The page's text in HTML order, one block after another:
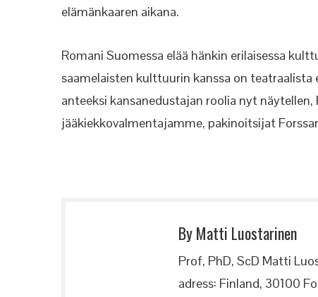
elämänkaaren aikana.
Romani Suomessa elää hänkin erilaisessa
saamelaisten kulttuurin kanssa on
anteeksi kansanedustajan roolia nyt näytellen,
jääkiekkovalmentajamme, pakinoitsijat
By Matti Luostarinen
Prof, PhD, ScD Matti
adress: Finland, 30100